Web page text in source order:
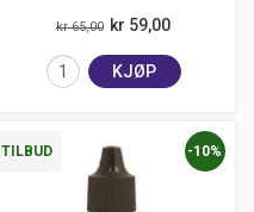
kr 65,00 kr 59,00
KJØP
TILBUD -10%